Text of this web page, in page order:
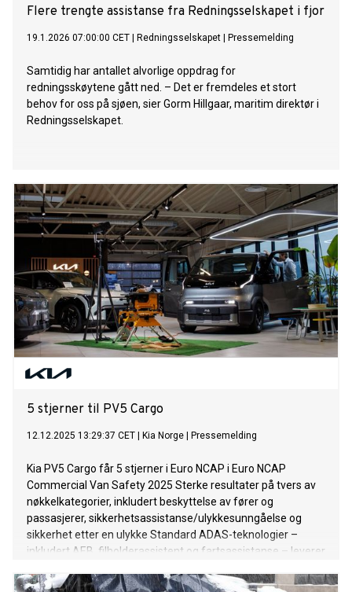
Flere trengte assistanse fra Redningsselskapet i fjor
19.1.2026 07:00:00 CET Redningsselskapet Pressemelding
Samtidig har antallet alvorlige oppdrag for
redningsskøytene gått ned. – Det er fremdeles et stort
behov for oss på sjøen, sier Gorm Hillgaar, maritim direktør i
Redningsselskapet.
5 stjerner til PV5 Cargo
12.12.2025 13:29:37 CET Kia Norge Pressemelding
Kia PV5 Cargo får 5 stjerner i Euro NCAP i Euro NCAP
Commercial Van Safety 2025 Sterke resultater på tvers av
nøkkelkategorier, inkludert beskyttelse av fører og
passasjerer, sikkerhetsassistanse/ulykkesunngåelse og
sikkerhet etter en ulykke Standard ADAS-teknologier –
inkludert AEB, filholderassistent og fartsassistanse – leverer
situasjoner Den siste anerkjennelsen kommer i kjølvannet av